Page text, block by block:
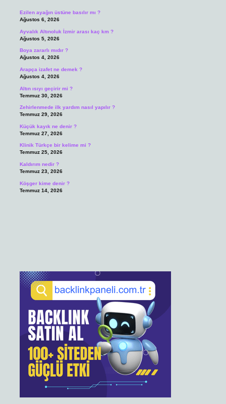
Ezilen ayağın üstüne basılır mı ?
Ağustos 6, 2026
Ayvalık Altınoluk İzmir arası kaç km ?
Ağustos 5, 2026
Boya zararlı mıdır ?
Ağustos 4, 2026
Arapça izafet ne demek ?
Ağustos 4, 2026
Altın ısıyı geçirir mi ?
Temmuz 30, 2026
Zehirlenmede ilk yardım nasıl yapılır ?
Temmuz 29, 2026
Küçük kayık ne denir ?
Temmuz 27, 2026
Klinik Türkçe bir kelime mi ?
Temmuz 25, 2026
Kaldırım nedir ?
Temmuz 23, 2026
Köşger kime denir ?
Temmuz 14, 2026